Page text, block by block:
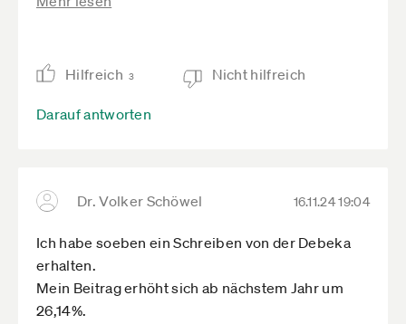
dass dort Selbständige ähnlich geringe Beiträge
wie Angestellte zahlen. In Spanien gibt es in den
ersten drei Jahren der Selbständigkeit sogar stark
Leistungen zahlen, damit die privatisierten
ausschütten können.
Hinzu kommt, dass die Auftragslage für
ÜbersetzerInnen einfach nur noch schlecht ist. Ich
könnte aber ohne Probleme mit meiner
Hilfreich 3 Nicht hilfreich
Darauf antworten
Dr. Volker Schöwel 16.11.24 19:04
Ich habe soeben ein Schreiben von der Debeka
erhalten.
Mein Beitrag erhöht sich ab nächstem Jahr um
26,14%.